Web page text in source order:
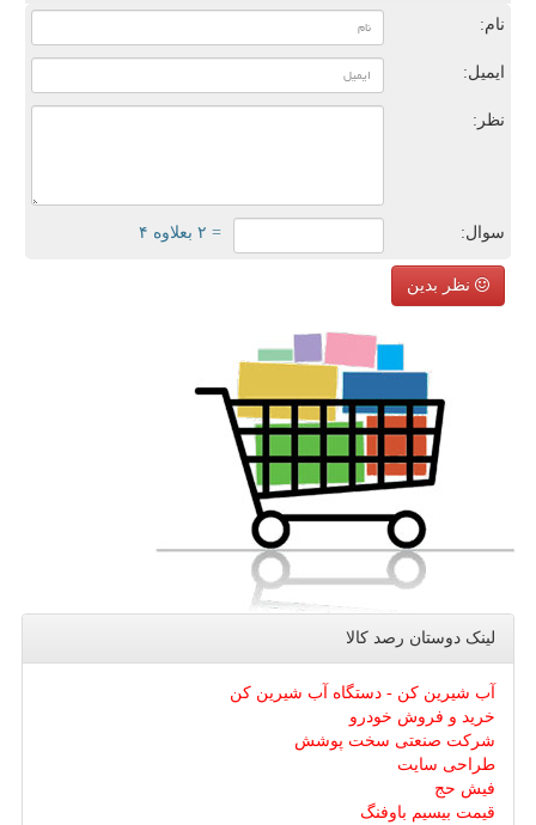
نام:
ایمیل:
نظر:
سوال: = ۲ بعلاوه ۴
نظر بدین
لینک دوستان رصد كالا
آب شیرین کن - دستگاه آب شیرین کن
خرید و فروش خودرو
شرکت صنعتی سخت پوشش
طراحی سایت
فیش حج
قیمت بیسیم باوفنگ